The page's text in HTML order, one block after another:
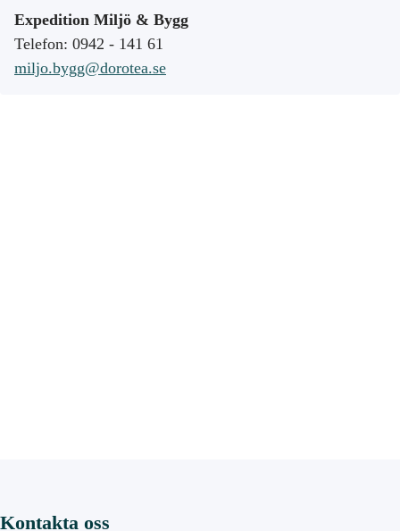
Expedition Miljö & Bygg
Telefon: 0942 - 141 61
miljo.bygg@dorotea.se
Kontakta oss